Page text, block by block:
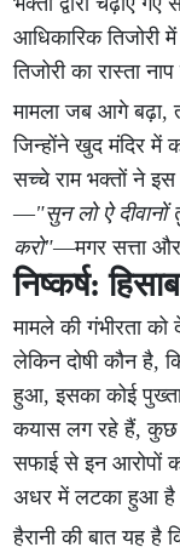
आधिकारिक तिजोरी
तिजोरी का रास्ता
मामला जब आगे बढ़ा,
जिन्होंने खुद मंदिर में
सच्चे राम भक्तों ने इस
—"सुन लो ऐ दीवानों
करो"—मगर सत्ता
निष्कर्ष:
मामले की गंभीरता
लेकिन दोषी कौन है,
हुआ, इसका कोई
कयास लग रहे हैं, कुछ
सफाई से इन आरोपों
अधर में लटका हुआ
हैरानी की बात यह है